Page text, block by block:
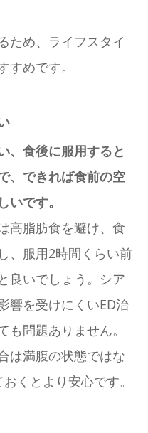
ため、ライフスタイ
めです。
、食後に服用すると
、できれば食前の空
いです。
高脂肪食を避け、食
、服用2時間くらい前
良いでしょう。シア
響を受けにくいED治
問題ありません。
は満腹の状態ではな
くとより安心です。